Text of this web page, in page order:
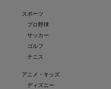
スポーツ
プロ野球
サッカー
ゴルフ
テニス
アニメ・キッズ
ディズニー